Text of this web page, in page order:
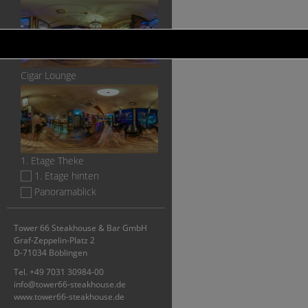
Cigar Lounge
1. Etage Theke
1. Etage hinten
Panoramablick
Tower 66 Steakhouse & Bar GmbH
Graf-Zeppelin-Platz 2
D-71034 Böblingen
Tel. +49 7031 30984-00
info@tower66-steakhouse.de
www.tower66-steakhouse.de